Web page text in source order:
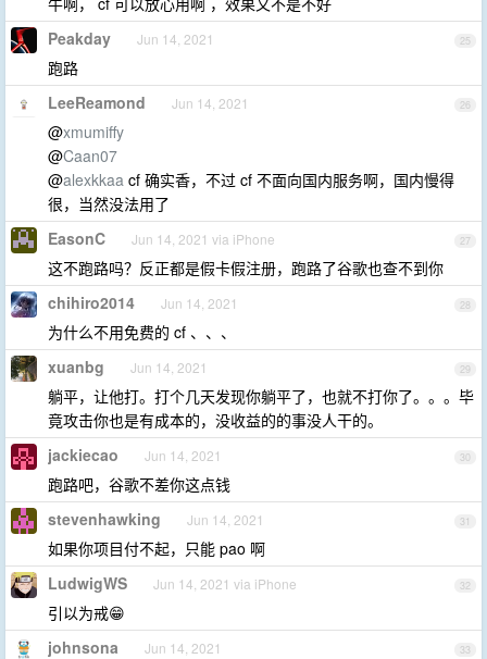
25
Peakday Jun 14, 2021
跑路
26
LeeReamond Jun 14, 2021
@xmumiffy
@Caan07
@alexkkaa cf 确实香，不过 cf 不面向国内服务啊，国内慢得
很，当然没法用了
27
EasonC Jun 14, 2021 via iPhone
这不跑路吗？反正都是假卡假注册，跑路了谷歌也查不到你
28
chihiro2014 Jun 14, 2021
为什么不用免费的 cf 、、、
29
xuanbg Jun 14, 2021
躺平，让他打。打个几天发现你躺平了，也就不打你了。。。毕
竟攻击你也是有成本的，没收益的的事没人干的。
30
jackiecao Jun 14, 2021
跑路吧，谷歌不差你这点钱
31
stevenhawking Jun 14, 2021
如果你项目付不起，只能 pao 啊
32
LudwigWS Jun 14, 2021 via iPhone
引以为戒😁
33
johnsona Jun 14, 2021